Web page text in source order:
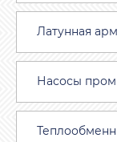
Латунная
Насосы